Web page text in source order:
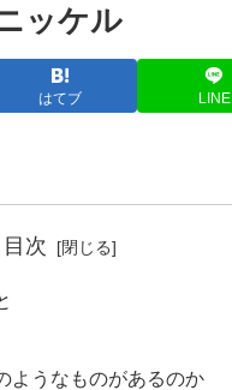
ッケル
はてブ LINE
目次
ようなものがあるのか